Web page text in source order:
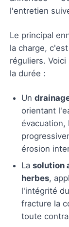
l'entretien
Le principal
la charge,
réguliers.
la durée :
Un
orientant
évacuation,
érosion
La solution
herbes,
l'intégrité
fracture la
toute